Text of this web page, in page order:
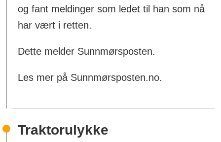
og fant meldinger som ledet til han som nå
har vært i retten.
Dette melder Sunnmørsposten.
Les mer på Sunnmørsposten.no.
Traktorulykke